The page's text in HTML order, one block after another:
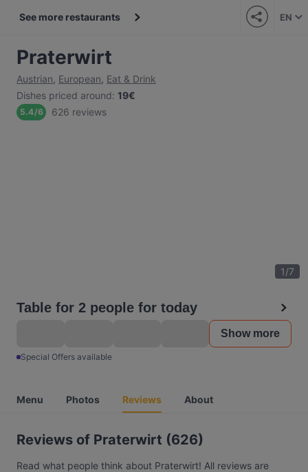
See more restaurants EN
Praterwirt
Austrian, European, Eat & Drink
Dishes priced around: 19€
5.4/6 626 reviews
1/7
Table for 2 people for today
Show more
Special Offers available
Menu Photos Reviews About
Reviews of Praterwirt (626)
Read what people think about Praterwirt! All reviews are